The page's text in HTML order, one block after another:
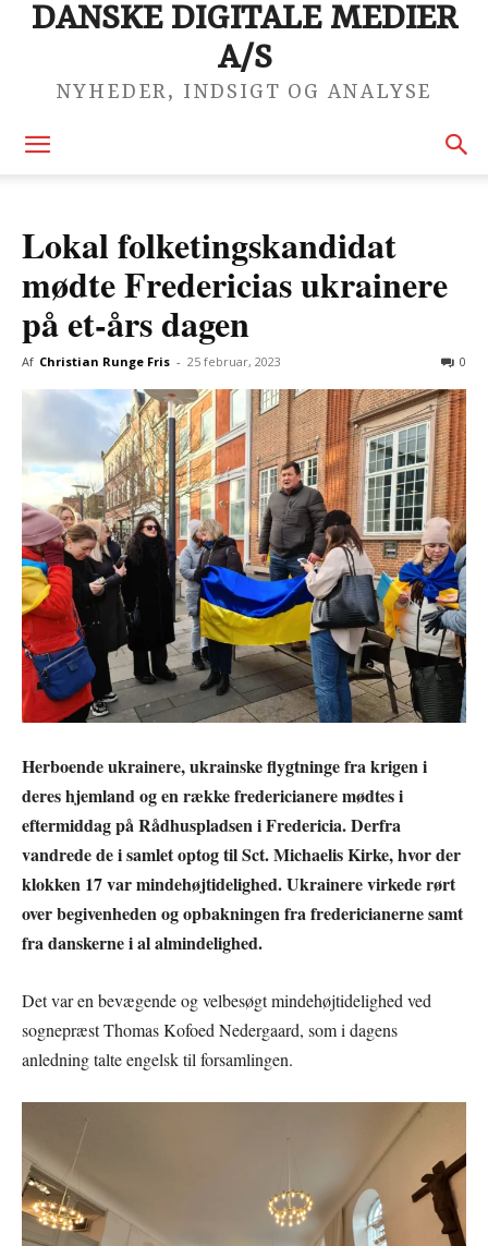
DANSKE DIGITALE MEDIER
A/S
NYHEDER, INDSIGT OG ANALYSE
Lokal folketingskandidat
mødte Fredericias ukrainere
på et-års dagen
Af Christian Runge Fris - 25 februar, 2023 0
Herboende ukrainere, ukrainske flygtninge fra krigen i
deres hjemland og en række fredericianere mødtes i
eftermiddag på Rådhuspladsen i Fredericia. Derfra
vandrede de i samlet optog til Sct. Michaelis Kirke, hvor der
klokken 17 var mindehøjtidelighed. Ukrainere virkede rørt
over begivenheden og opbakningen fra fredericianerne samt
fra danskerne i al almindelighed.
Det var en bevægende og velbesøgt mindehøjtidelighed ved
sognepræst Thomas Kofoed Nedergaard, som i dagens
anledning talte engelsk til forsamlingen.